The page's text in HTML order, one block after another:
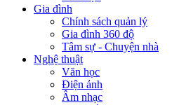
Gia đình
Chính sách quản lý
Gia đình 360 độ
Tâm sự - Chuyện nhà
Nghệ thuật
Văn học
Điện ảnh
Âm nhạc